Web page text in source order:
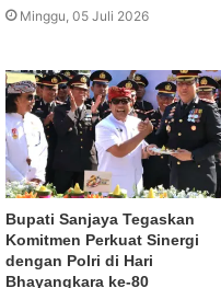
Minggu, 05 Juli 2026
Bupati Sanjaya Tegaskan
Komitmen Perkuat Sinergi
dengan Polri di Hari
Bhayangkara ke-80